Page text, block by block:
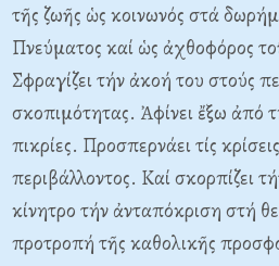
τῆς ζωῆς ὡς κοινωνός στά
Πνεύματος καί ὡς ἀχθοφόρος
Σφραγίζει τήν ἀκοή του στούς
σκοπιμότητας. Ἀφίνει ἔξω ἀπό
πικρίες. Προσπερνάει τίς
περιβάλλοντος. Καί σκορπίζει
κίνητρο τήν ἀνταπόκριση στή
προτροπή τῆς καθολικῆς